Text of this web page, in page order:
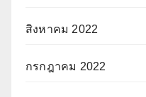
สิงหาคม 2022
กรกฎาคม 2022